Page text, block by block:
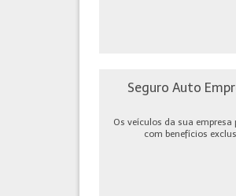
Seguro Auto
Os veículos da sua empresa
com benefícios